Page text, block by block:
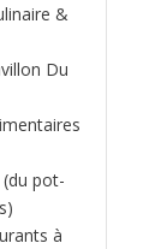
&
Du
pot-
à